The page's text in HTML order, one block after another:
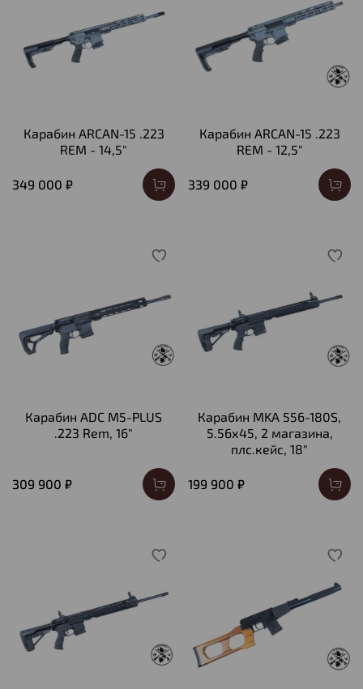
Карабин ARCAN-15 .223
REM - 14,5"
349 000 ₽
Карабин ARCAN-15 .223
REM - 12,5"
339 000 ₽
Карабин ADC M5-PLUS
.223 Rem, 16"
309 900 ₽
Карабин MKA 556-180S,
5.56х45, 2 магазина,
плс.кейс, 18"
199 900 ₽